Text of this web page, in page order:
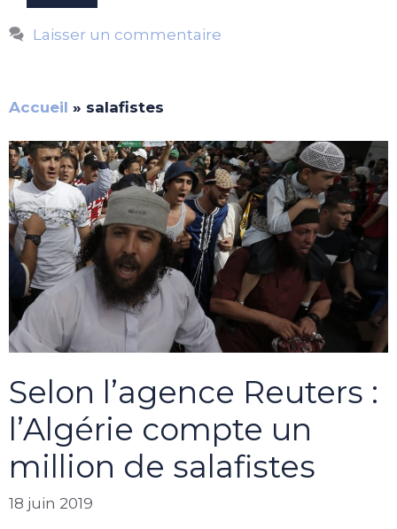
Laisser un commentaire
Accueil » salafistes
Selon l’agence Reuters :
l’Algérie compte un
million de salafistes
18 juin 2019